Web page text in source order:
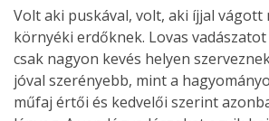
Volt aki puskával, volt, aki íjjal vágott
környéki erdőknek. Lovas
csak nagyon kevés helyen
jóval szerényebb, mint a
műfaj értői és kedvelői szerint